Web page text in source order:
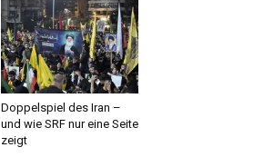
Doppelspiel des Iran –
und wie SRF nur eine Seite
zeigt